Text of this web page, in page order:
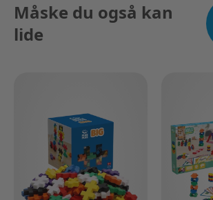
Måske du også kan
lide